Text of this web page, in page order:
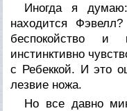
Иногда я
находится
беспокойство
инстинктивно
с Ребеккой. И это
лезвие ножа.
Но все давно